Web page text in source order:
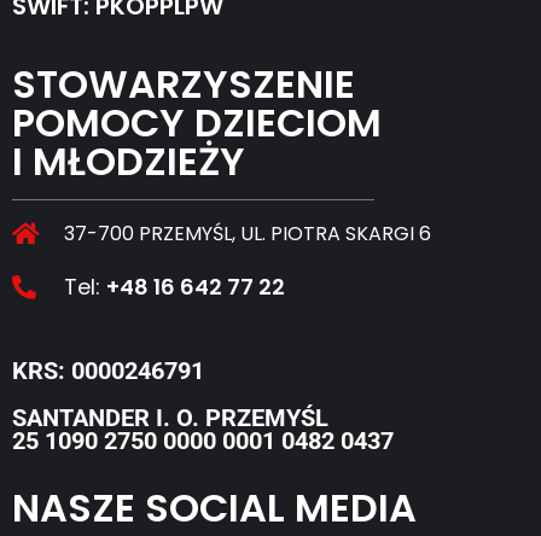
STOWARZYSZENIE
POMOCY DZIECIOM
I MŁODZIEŻY
37-700 PRZEMYŚL, UL. PIOTRA SKARGI 6
Tel: +48 16 642 77 22
KRS: 0000246791
SANTANDER I. O. PRZEMYŚL
25 1090 2750 0000 0001 0482 0437
NASZE SOCIAL MEDIA